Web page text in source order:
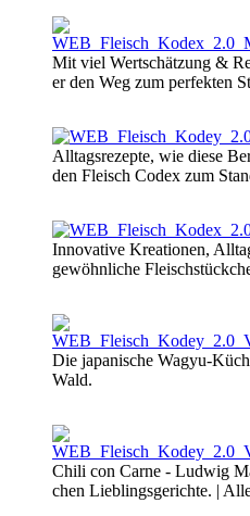
Mit viel Wert­schätzung &
er den Weg zum per­fek­ten
All­tagsr­e­zep­te, wie diese
den Fleisch Co­dex zum
In­no­va­ti­ve Krea­tio­nen,
gewöhn­li­che
Die ja­pa­n­i­sche Wa­gyu-
Wald.
Chi­li con Car­ne - Lud­wig
chen Liebl­ings­ge­rich­te. |